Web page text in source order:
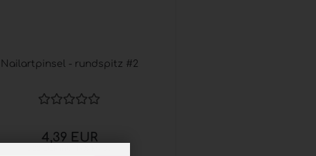
Nailartpinsel - rundspitz #2
4,39 EUR